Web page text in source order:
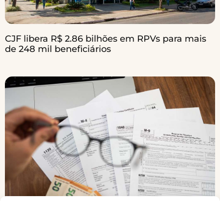
CJF libera R$ 2.86 bilhões em RPVs para mais
de 248 mil beneficiários